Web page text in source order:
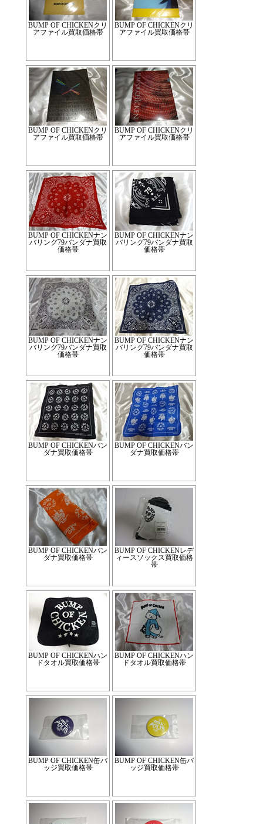
BUMP OF CHICKENクリ
アファイル買取価格帯
BUMP OF CHICKENクリ
アファイル買取価格帯
BUMP OF CHICKENクリ
アファイル買取価格帯
BUMP OF CHICKENクリ
アファイル買取価格帯
BUMP OF CHICKENナン
バリング79バンダナ買取
価格帯
BUMP OF CHICKENナン
バリング79バンダナ買取
価格帯
BUMP OF CHICKENナン
バリング79バンダナ買取
価格帯
BUMP OF CHICKENナン
バリング79バンダナ買取
価格帯
BUMP OF CHICKENバン
ダナ買取価格帯
BUMP OF CHICKENバン
ダナ買取価格帯
BUMP OF CHICKENバン
ダナ買取価格帯
BUMP OF CHICKENレデ
ィースソックス買取価格
帯
BUMP OF CHICKENハン
ドタオル買取価格帯
BUMP OF CHICKENハン
ドタオル買取価格帯
BUMP OF CHICKEN缶バ
ッジ買取価格帯
BUMP OF CHICKEN缶バ
ッジ買取価格帯